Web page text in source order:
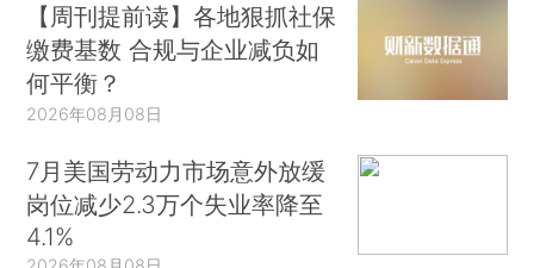
【周刊提前读】各地狠抓社保
缴费基数 合规与企业减负如
何平衡？
2026年08月08日
7月美国劳动力市场意外放缓
岗位减少2.3万个失业率降至
4.1%